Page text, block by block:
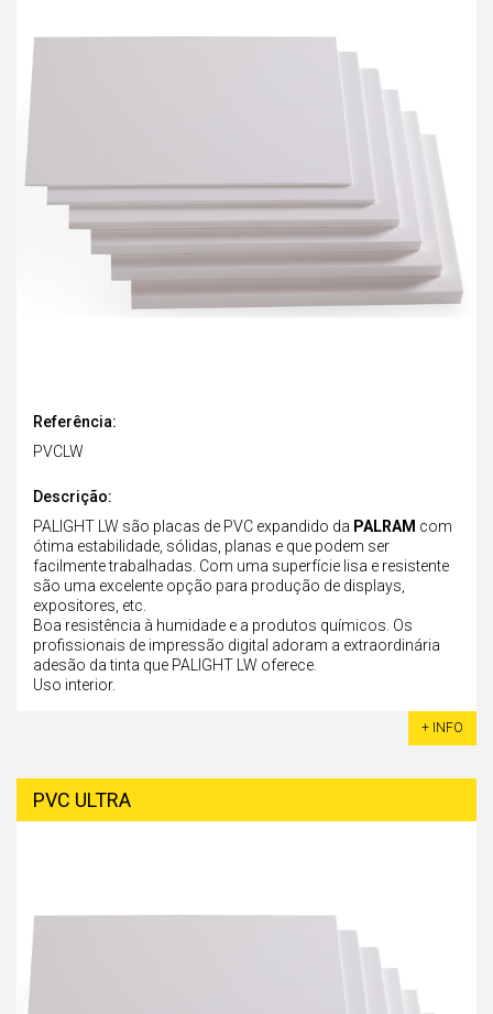
Referência:
PVCLW
Descrição:
PALIGHT LW são placas de PVC expandido da PALRAM com
ótima estabilidade, sólidas, planas e que podem ser
facilmente trabalhadas. Com uma superfície lisa e resistente
são uma excelente opção para produção de displays,
expositores, etc.
Boa resistência à humidade e a produtos químicos. Os
profissionais de impressão digital adoram a extraordinária
adesão da tinta que PALIGHT LW oferece.
Uso interior.
+ INFO
PVC ULTRA